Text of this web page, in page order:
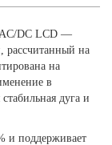
AC/DC LCD —
рассчитанный на
на
в
дуга и
и поддерживает